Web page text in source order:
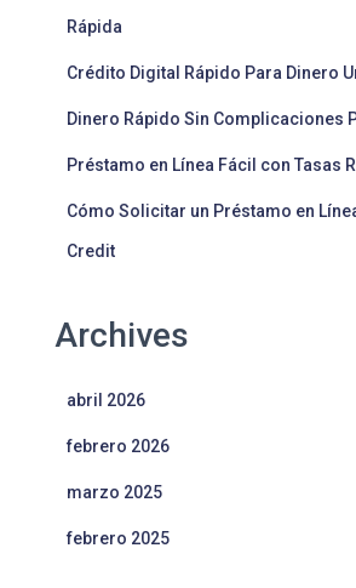
Rápida
Crédito Digital Rápido Para Dinero
Dinero Rápido Sin Complicaciones
Préstamo en Línea Fácil con Tasas
Cómo Solicitar un Préstamo en
Credit
Archives
abril 2026
febrero 2026
marzo 2025
febrero 2025